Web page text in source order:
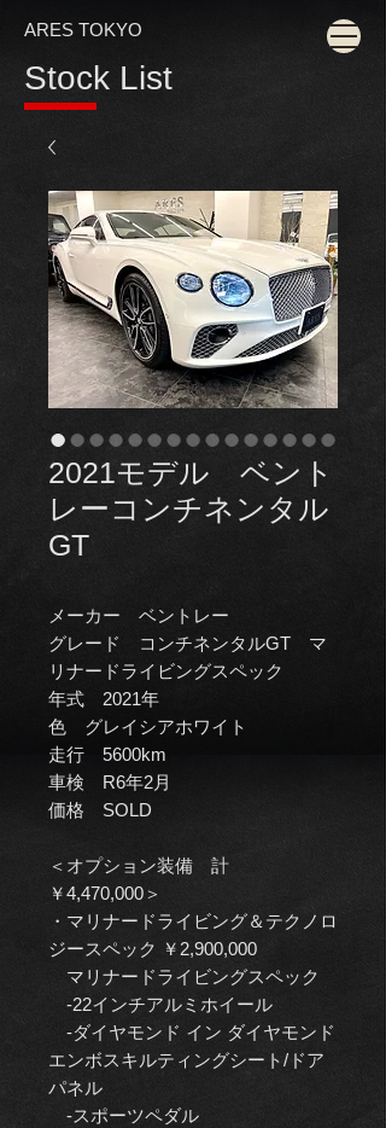
ARES TOKYO
Stock List
2021モデル ベント
レーコンチネンタル
GT
メーカー ベントレー
グレード コンチネンタルGT マ
リナードライビングスペック
年式 2021年
色 グレイシアホワイト
走行 5600km
車検 R6年2月
価格 SOLD
＜オプション装備 計
￥4,470,000＞
・マリナードライビング＆テクノロ
ジースペック ￥2,900,000
マリナードライビングスペック
-22インチアルミホイール
-ダイヤモンド イン ダイヤモンド
エンボスキルティングシート/ドア
パネル
-スポーツペダル